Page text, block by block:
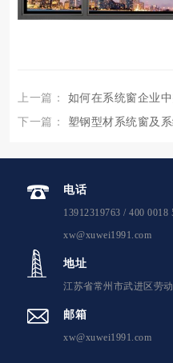
上一篇： 如何在系统窗企业
下一篇： 塑钢型材系统窗及
电话
13912319763 / 400 0018
xw@xuwei1991.com
地址
江苏省常州市武进区劳
邮箱
xw@xuwei1991.com